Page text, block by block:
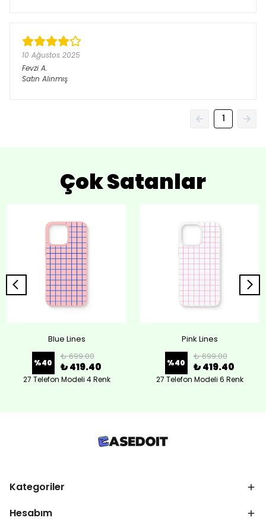
10 Ağustos 2025
Fevzi A.
Satın Alınmış
1
Çok Satanlar
Blue Lines
%40
₺ 699.00
₺ 419.40
27 Telefon Modeli 4 Renk
Pink Lines
%40
₺ 699.00
₺ 419.40
27 Telefon Modeli 6 Renk
Kategoriler
Hesabım